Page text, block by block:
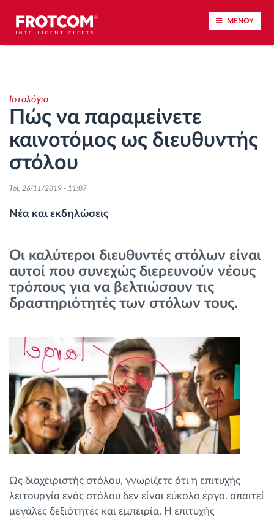
ΜΕΝΟΥ
Ανάλυση οδηγικής συμπεριφοράς
Παρακολούθηση του χρόνου οδήγησης
Διαχείριση εργατικού δυναμικού
Λήψη ταχογράφου από απόσταση
Έλεγχος πρόσβασης
Διαχείριση καυσίμου
Αυτόματη αναγνώριση οδηγού
Ανακαλύψτε όλα τα χαρακτηριστικά
Πώς να λύσουμε τις ανάγκες των
Υπολογιστής εξοικονόμησης
Ιστολόγιο
Πώς να παραμείνετε
καινοτόμος ως διευθυντής
στόλου
Τρί, 26/11/2019 - 11:07
Νέα και εκδηλώσεις
Οι καλύτεροι διευθυντές στόλων είναι
αυτοί που συνεχώς διερευνούν νέους
τρόπους για να βελτιώσουν τις
δραστηριότητές των στόλων τους.
Ως διαχειριστής στόλου, γνωρίζετε ότι η επιτυχής
λειτουργία ενός στόλου δεν είναι εύκολο έργο. απαιτεί
μεγάλες δεξιότητες και εμπειρία. Η επιτυχής